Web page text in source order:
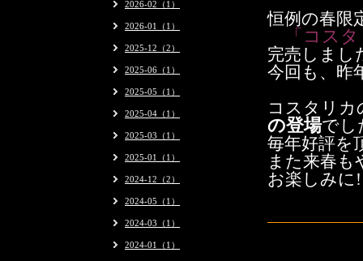
恒例の春限
「コス
完売しまし
今回も、昨
コスタリカ
の登場でし
毎年好評を
また来春 も
お楽しみに!
2026-02（1）
2026-01（1）
2025-12（2）
2025-06（1）
2025-05（1）
2025-04（1）
2025-03（1）
2025-01（1）
2024-12（2）
2024-05（1）
2024-03（1）
2024-01（1）